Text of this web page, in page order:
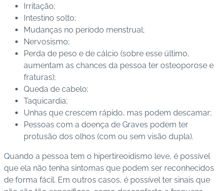
Irritação;
Intestino solto;
Mudanças no período menstrual;
Nervosismo;
Perda de peso e de cálcio (sobre esse último,
aumentam as chances da pessoa ter osteoporose e
fraturas);
Queda de cabelo;
Taquicardia;
Unhas que crescem rápido, mas podem descamar;
Pessoas com a doença de Graves podem ter
protusão dos olhos (com ou sem visão dupla).
Quando a pessoa tem o hipertireoidismo leve, é possível
que ela não tenha sintomas que podem ser reconhecidos
de forma fácil. Em outros casos, é possível ter sinais que